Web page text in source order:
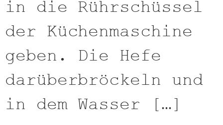
in die Rührschüssel
der Küchenmaschine
geben. Die Hefe
darüberbröckeln und
in dem Wasser […]